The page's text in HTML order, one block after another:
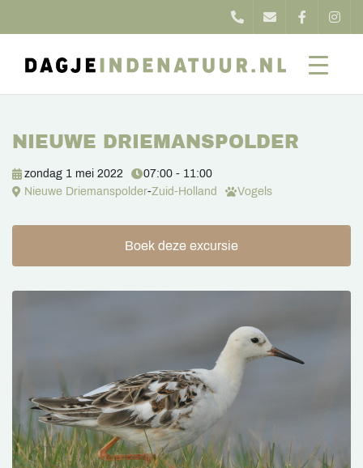
NIEUWE DRIEMANSPOLDER
zondag 1 mei 2022
07:00 - 11:00
Nieuwe Driemanspolder-Zuid-Holland Vogels
Boek deze excursie